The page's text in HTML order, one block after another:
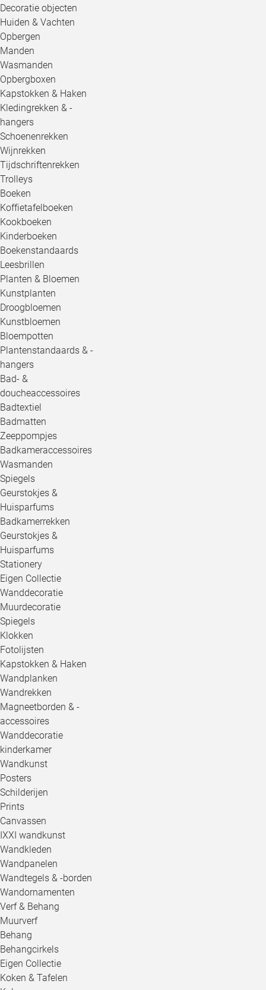
Decoratie objecten
Huiden & Vachten
Opbergen
Manden
Wasmanden
Opbergboxen
Kapstokken & Haken
Kledingrekken & -
hangers
Schoenenrekken
Wijnrekken
Tijdschriftenrekken
Trolleys
Boeken
Koffietafelboeken
Kookboeken
Kinderboeken
Boekenstandaards
Leesbrillen
Planten & Bloemen
Kunstplanten
Droogbloemen
Kunstbloemen
Bloempotten
Plantenstandaards & -
hangers
Bad- &
doucheaccessoires
Badtextiel
Badmatten
Zeeppompjes
Badkameraccessoires
Wasmanden
Spiegels
Geurstokjes &
Huisparfums
Badkamerrekken
Geurstokjes &
Huisparfums
Stationery
Eigen Collectie
Wanddecoratie
Muurdecoratie
Spiegels
Klokken
Fotolijsten
Kapstokken & Haken
Wandplanken
Wandrekken
Magneetborden & -
accessoires
Wanddecoratie
kinderkamer
Wandkunst
Posters
Schilderijen
Prints
Canvassen
IXXI wandkunst
Wandkleden
Wandpanelen
Wandtegels & -borden
Wandornamenten
Verf & Behang
Muurverf
Behang
Behangcirkels
Eigen Collectie
Koken & Tafelen